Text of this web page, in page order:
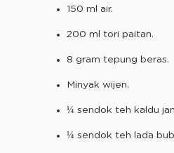
150 ml air.
200 ml tori paitan.
8 gram tepung beras.
Minyak wijen.
¼ sendok teh kaldu
¼ sendok teh lada